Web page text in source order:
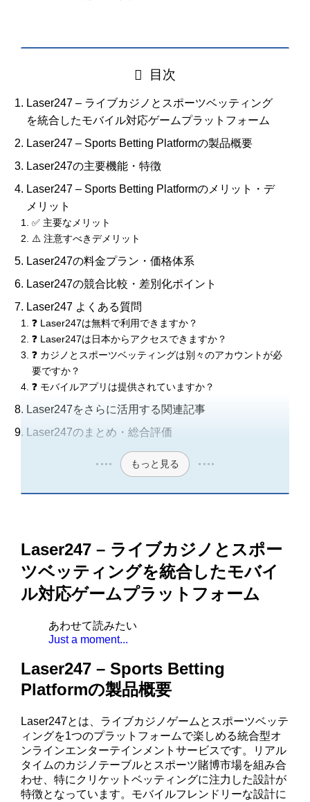
目次
Laser247 – ライブカジノとスポーツベッティング
を統合したモバイル対応ゲームプラットフォーム
Laser247 – Sports Betting Platformの製品概要
Laser247の主要機能・特徴
Laser247 – Sports Betting Platformのメリット・デ
メリット
✅ 主要なメリット
⚠️ 注意すべきデメリット
Laser247の料金プラン・価格体系
Laser247の競合比較・差別化ポイント
Laser247 よくある質問
❓ Laser247は無料で利用できますか？
❓ Laser247は日本からアクセスできますか？
❓ カジノとスポーツベッティングは別々のアカウントが必
要ですか？
❓ モバイルアプリは提供されていますか？
Laser247をさらに活用する関連記事
Laser247のまとめ・総合評価
もっと見る
Laser247 – ライブカジノとスポー
ツベッティングを統合したモバイ
ル対応ゲームプラットフォーム
あわせて読みたい
Just a moment...
Laser247 – Sports Betting
Platformの製品概要
Laser247とは、ライブカジノゲームとスポーツベッテ
ィングを1つのプラットフォームで楽しめる統合型オ
ンラインエンターテインメントサービスです。リアル
タイムのカジノテーブルとスポーツ賭博市場を組み合
わせ、特にクリケットベッティングに注力した設計が
特徴となっています。モバイルフレンドリーな設計に